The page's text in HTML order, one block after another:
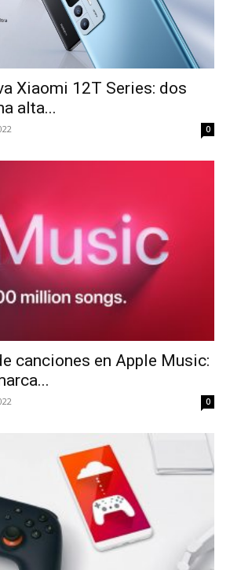
Xiaomi 12T Series: dos
alta...
0
canciones en Apple Music:
0